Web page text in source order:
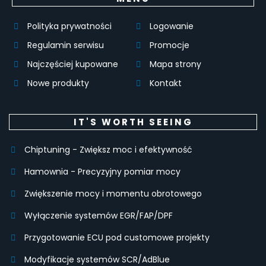
Polityka prywatności
Regulamin serwisu
Najczęściej kupowane
Nowe produkty
Logowanie
Promocje
Mapa strony
Kontakt
IT'S WORTH SEEING
Chiptuning - Zwiększ moc i efektywność
Hamownia - Precyzyjny pomiar mocy
Zwiększenie mocy i momentu obrotowego
Wyłączenie systemów EGR/FAP/DPF
Przygotowanie ECU pod customowe projekty
Modyfikacje systemów SCR/AdBlue